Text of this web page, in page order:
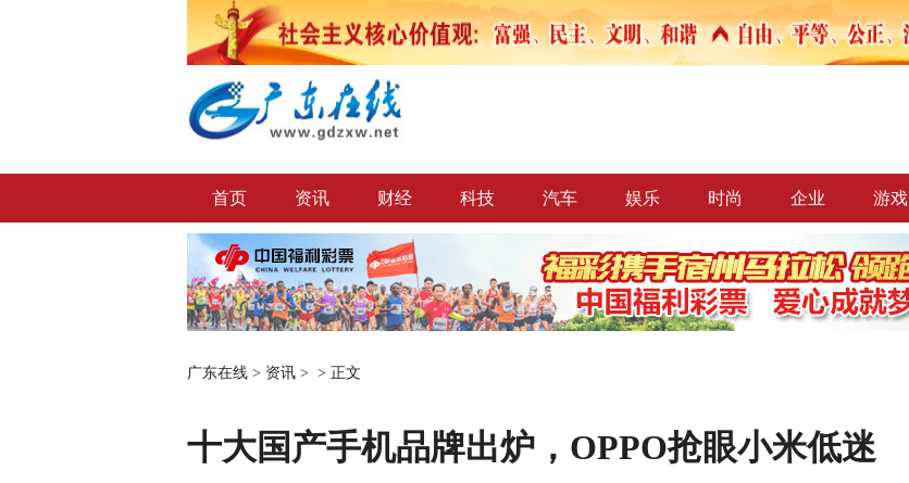
首页 资讯 财经 科技 汽车 娱乐 时尚 企业 游戏
广东在线 > 资讯 > > 正文
十大国产手机品牌出炉，OPPO抢眼小米低迷